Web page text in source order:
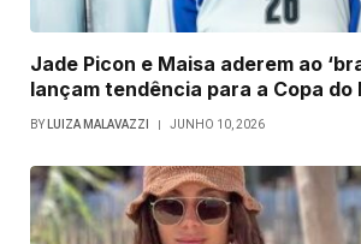
Jade Picon e Maisa aderem ao
lançam tendência para a Copa do
BY LUIZA MALAVAZZI JUNHO 10, 2026